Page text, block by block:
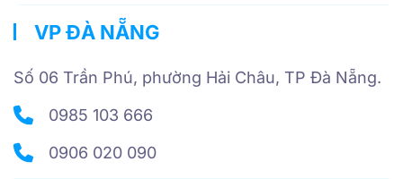
VP ĐÀ NẴNG
Số 06 Trần Phú, phường Hải Châu, TP Đà Nẵng.
0985 103 666
0906 020 090